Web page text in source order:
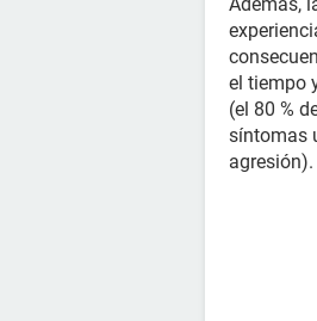
el tiempo
(el 80 %
síntomas
agresión).